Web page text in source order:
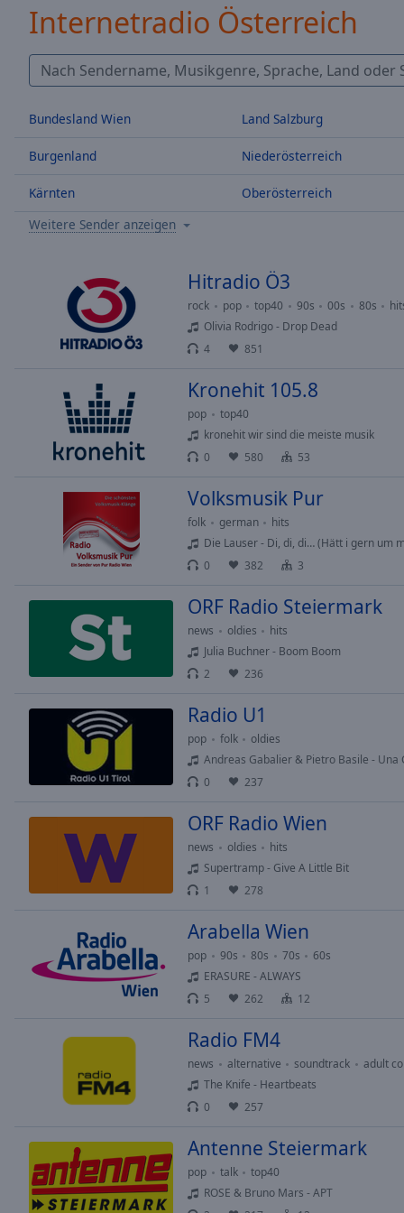
Duration-:-
TypeLIVE
Seek to
live,
behind
Remaining
Chapters
Descriptions
selected
settings,
opens
subtitles
settings
subtitles
selected
Audio
window.
close
Internetradio Österreich
Bundesland Wien
Burgenland
Kärnten
Land Salzburg
Niederösterreich
Oberösterreich
Weitere Sender anzeigen
Hitradio Ö3
rock pop top40 90s 00s 80s
Olivia Rodrigo - Drop Dead
4
851
Kronehit 105.8
pop
top40
kronehit wir sind die meiste musik
0
580 53
Volksmusik Pur
folk german
hits
Die Lauser - Di, di, di… (Hätt i gern um
0
382 3
ORF Radio Steiermark
news oldies
hits
Julia Buchner - Boom Boom
2
236
Radio U1
pop folk
oldies
Andreas Gabalier & Pietro Basile - Una
0
237
ORF Radio Wien
news oldies
hits
Supertramp - Give A Little Bit
1
278
Arabella Wien
pop 90s 80s 70s
60s
ERASURE - ALWAYS
5
262 12
Radio FM4
news alternative soundtrack adult
The Knife - Heartbeats
0
257
Antenne Steiermark
pop talk
top40
ROSE & Bruno Mars - APT